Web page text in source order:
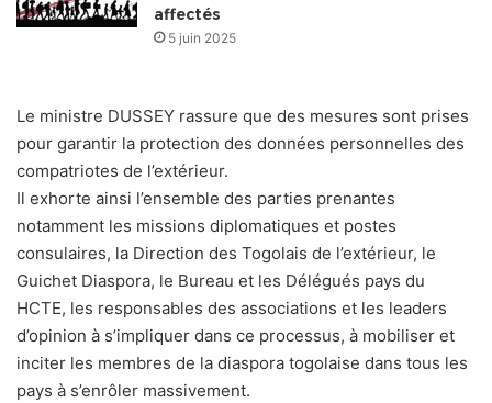
affectés
5 juin 2025
Le ministre DUSSEY rassure que des mesures sont prises
pour garantir la protection des données personnelles des
compatriotes de l’extérieur.
Il exhorte ainsi l’ensemble des parties prenantes
notamment les missions diplomatiques et postes
consulaires, la Direction des Togolais de l’extérieur, le
Guichet Diaspora, le Bureau et les Délégués pays du
HCTE, les responsables des associations et les leaders
d’opinion à s’impliquer dans ce processus, à mobiliser et
inciter les membres de la diaspora togolaise dans tous les
pays à s’enrôler massivement.